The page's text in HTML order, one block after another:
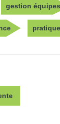
gestion équipes
Publication
précédente